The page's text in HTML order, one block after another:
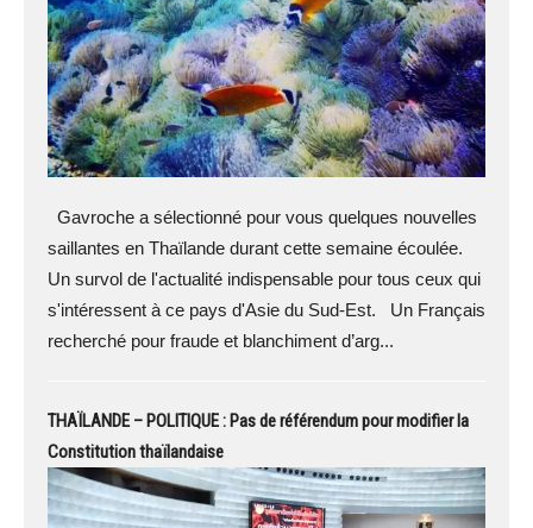
Gavroche a sélectionné pour vous quelques nouvelles
saillantes en Thaïlande durant cette semaine écoulée.
Un survol de l'actualité indispensable pour tous ceux qui
s'intéressent à ce pays d'Asie du Sud-Est. Un Français
recherché pour fraude et blanchiment d’arg...
THAÏLANDE – POLITIQUE : Pas de référendum pour modifier la
Constitution thaïlandaise